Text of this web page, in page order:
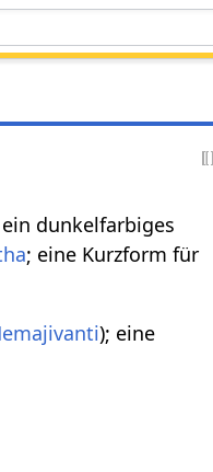
dunkelfarbiges
; eine Kurzform für
); eine